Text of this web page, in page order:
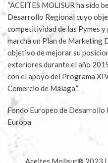
“ACEITES MOLISUR ha sido
Desarrollo Regional cuyo
competitividad de las Pymes y
marcha un Plan de Marketing
objetivo de mejorar su
exteriores durante el año
con el apoyo del Programa
Comercio de Málaga.”
Fondo Europeo de Desarrollo
Europa
Aceites Molisur® 2023 |